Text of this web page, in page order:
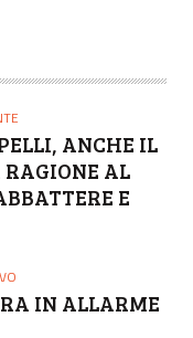
ANCHE IL
RAGIONE AL
E
IN ALLARME